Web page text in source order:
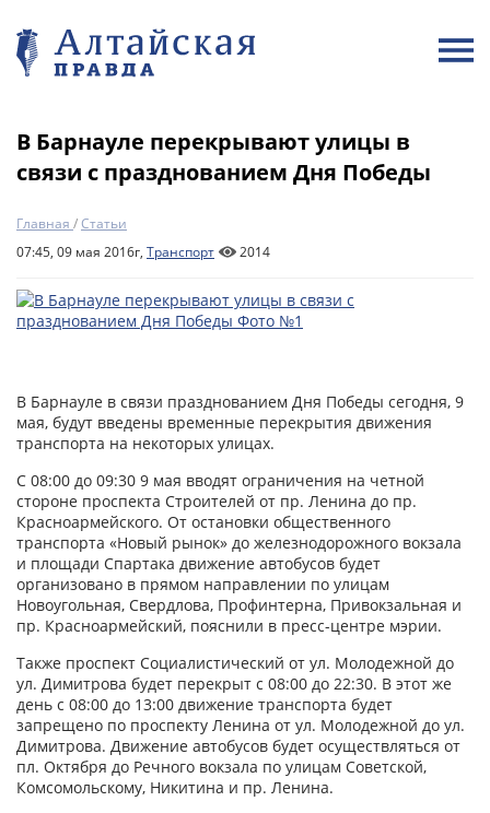
В Барнауле перекрывают улицы в
связи с празднованием Дня Победы
Главная /Статьи
07:45, 09 мая 2016г, Транспорт 2014
В Барнауле в связи празднованием Дня Победы сегодня, 9
мая, будут введены временные перекрытия движения
транспорта на некоторых улицах.
С 08:00 до 09:30 9 мая вводят ограничения на четной
стороне проспекта Строителей от пр. Ленина до пр.
Красноармейского. От остановки общественного
транспорта «Новый рынок» до железнодорожного вокзала
и площади Спартака движение автобусов будет
организовано в прямом направлении по улицам
Новоугольная, Свердлова, Профинтерна, Привокзальная и
пр. Красноармейский, пояснили в пресс-центре мэрии.
Также проспект Социалистический от ул. Молодежной до
ул. Димитрова будет перекрыт с 08:00 до 22:30. В этот же
день с 08:00 до 13:00 движение транспорта будет
запрещено по проспекту Ленина от ул. Молодежной до ул.
Димитрова. Движение автобусов будет осуществляться от
пл. Октября до Речного вокзала по улицам Советской,
Комсомольскому, Никитина и пр. Ленина.